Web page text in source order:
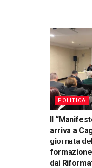
POLITICA
Il
arriva a
giornata
dai